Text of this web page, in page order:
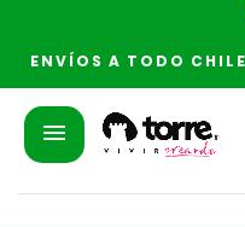
ENVÍOS A TODO CHILE